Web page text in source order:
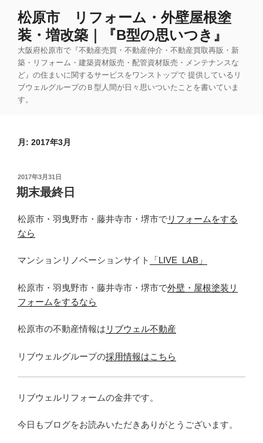
松原市 リフォーム・外壁屋根塗
装・増改築｜『B型の思いつき』
大阪府松原市で『不動産売買・不動産仲介・不動産買取再販・新
築・リフォーム・建築資材販売・配管資材販売・メンテナンスな
ど』の住まいに関するサービスをワンストップで 提供しているリ
ブウェルグループのＢ型人間が日々思いついたことを書いていま
す。
月: 2017年3月
投
稿
日:
2017年3月31日
期末最終日
松原市・羽曳野市・藤井寺市・堺市でリフォームをする
なら
マンションリノベーションサイト 「LIVE_LAB」
松原市・羽曳野市・藤井寺市・堺市で外壁・屋根塗装リ
フォームをするなら
松原市の不動産情報は リブウェル不動産
リブウェルグループの採用情報はこちら
リブウェルリフォームの金井です。
今日もブログをお読みいただきありがとうございます。